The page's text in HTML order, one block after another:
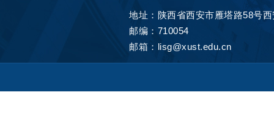
地址：陕西省西安市雁塔路58号
邮编：710054
邮箱：lisg@xust.edu.cn